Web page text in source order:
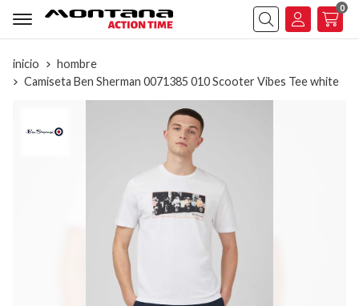
Buscar
0
inicio
hombre
Camiseta Ben Sherman 0071385 010 Scooter Vibes Tee white